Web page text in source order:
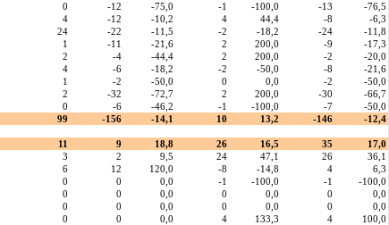
0 -12 -75,0 -1 -100,0 -13
-76,5
4 -12 -10,2 4 44,4 -8
-6,3
24 -22 -11,5 -2 -18,2 -24
-11,8
1 -11 -21,6 2 200,0 -9
-17,3
2 -4 -44,4 2 200,0 -2
-20,0
4 -6 -18,2 -2 -50,0 -8
-21,6
1 -2 -50,0 0 0,0 -2
-50,0
2 -32 -72,7 2 200,0 -30
-66,7
0 -6 -46,2 -1 -100,0 -7
-50,0
99 -156 -14,1 10 13,2 -146 -12,4
11 9 18,8 26 16,5 35
17,0
3 2 9,5 24 47,1 26
36,1
6 12 120,0 -8 -14,8 4
6,3
0 0 0,0 -1 -100,0 -1
-100,0
0 0 0,0 0 0,0 0
0,0
0 0 0,0 0 0,0 0
0,0
0 0 0,0 4 133,3 4
100,0